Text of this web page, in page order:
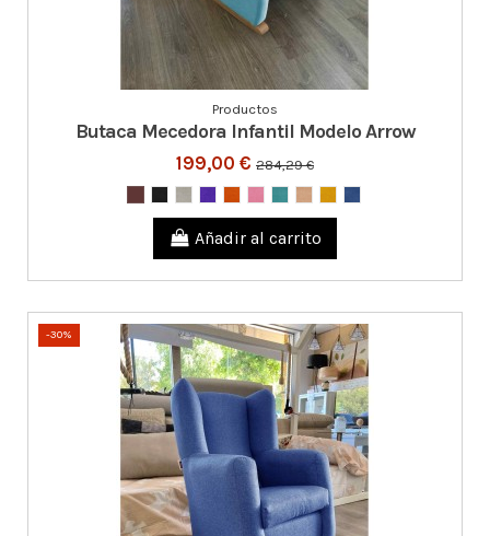
Productos
Butaca Mecedora Infantil Modelo Arrow
199,00 € 284,29 €
Añadir al carrito
-30%